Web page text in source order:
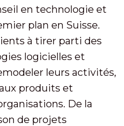
en technologie et
plan en Suisse.
à tirer parti des
logicielles et
leurs activités,
produits et
De la
de projets